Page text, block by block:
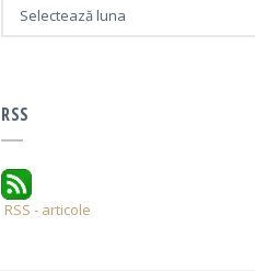
RSS
RSS - articole